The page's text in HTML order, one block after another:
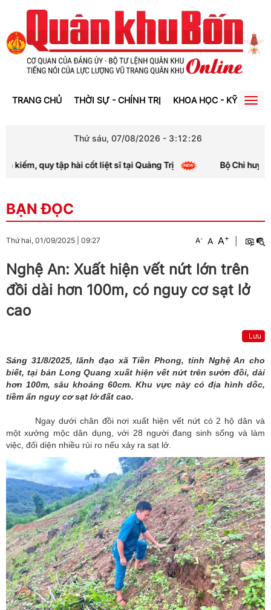
TRANG CHỦ THỜI SỰ - CHÍNH TRỊ KHOA HỌC - KỸ THUẬT
Thứ sáu, 07/08/2026 - 3:12:26
quy tập hài cốt liệt sĩ tại Quảng Trị Bộ Chỉ huy
BẠN ĐỌC
Thứ hai, 01/09/2025 09:27 A- A A+
Nghệ An: Xuất hiện vết nứt lớn trên
đồi dài hơn 100m, có nguy cơ sạt lở
cao
Lưu
Sáng 31/8/2025, lãnh đạo xã Tiền Phong, tỉnh Nghệ An cho
biết, tại bản Long Quang xuất hiện vết nứt trên sườn đồi, dài
hơn 100m, sâu khoảng 60cm. Khu vực này có địa hình dốc,
tiềm ẩn nguy cơ sạt lở đất cao.
Ngay dưới chân đồi nơi xuất hiện vết nứt có 2 hộ dân và
một xưởng mộc dân dụng, với 28 người đang sinh sống và làm
việc, đối diện nhiều rủi ro nếu xảy ra sạt lở.